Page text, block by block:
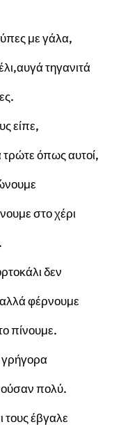
με γάλα,
τηγανιτά
είπε,
όπως αυτοί,
στο χέρι
δεν
φέρνουμε
πίνουμε.
πολύ.
έβγαλε